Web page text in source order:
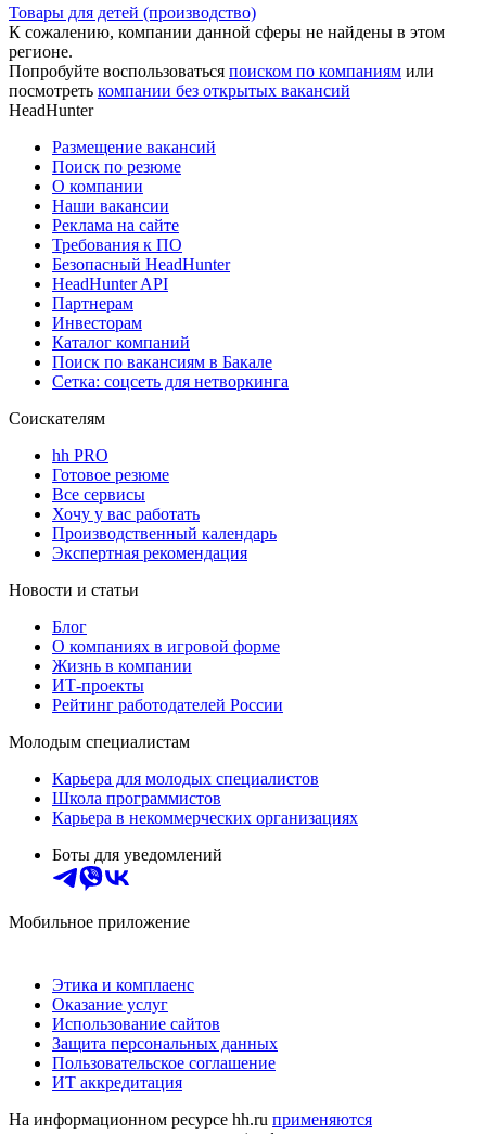
Товары для детей (производство)
К сожалению, компании данной сферы не найдены в этом
регионе.
Попробуйте воспользоваться поиском по компаниям или
посмотреть компании без открытых вакансий
HeadHunter
Размещение вакансий
Поиск по резюме
О компании
Наши вакансии
Реклама на сайте
Требования к ПО
Безопасный HeadHunter
HeadHunter API
Партнерам
Инвесторам
Каталог компаний
Поиск по вакансиям в Бакале
Сетка: соцсеть для нетворкинга
Соискателям
hh PRO
Готовое резюме
Все сервисы
Хочу у вас работать
Производственный календарь
Экспертная рекомендация
Новости и статьи
Блог
О компаниях в игровой форме
Жизнь в компании
ИТ-проекты
Рейтинг работодателей России
Молодым специалистам
Карьера для молодых специалистов
Школа программистов
Карьера в некоммерческих организациях
Боты для уведомлений
Мобильное приложение
Этика и комплаенс
Оказание услуг
Использование сайтов
Защита персональных данных
Пользовательское соглашение
ИТ аккредитация
На информационном ресурсе hh.ru применяются